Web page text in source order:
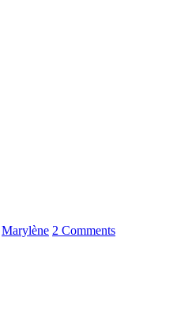
Marylène 2 Comments